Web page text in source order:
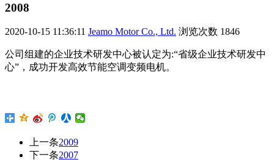
2008
2020-10-15 11:36:11 Jeamo Motor Co., Ltd. 浏览次数 1846
公司组建的企业技术研发中心被认定为:“省级企业技术研发中
心”，成功开发高效节能空调变频电机。
上一条2009
下一条2007